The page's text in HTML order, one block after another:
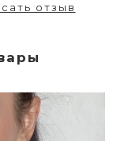
отзыв